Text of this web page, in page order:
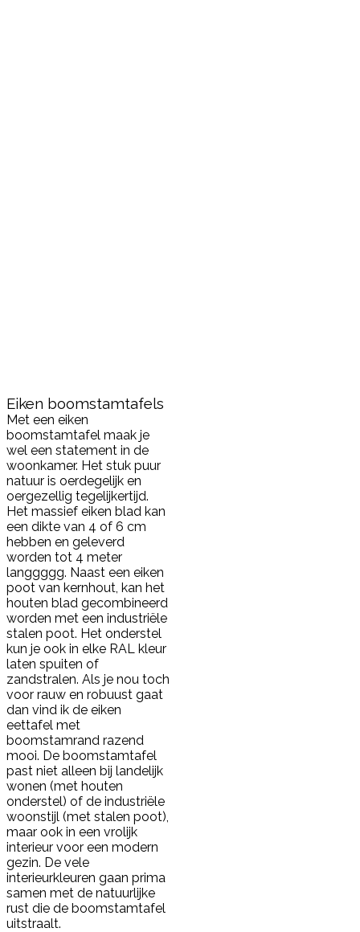
Eiken boomstamtafels
Met een eiken
boomstamtafel maak je
wel een statement in de
woonkamer. Het stuk puur
natuur is oerdegelijk en
oergezellig tegelijkertijd.
Het massief eiken blad kan
een dikte van 4 of 6 cm
hebben en geleverd
worden tot 4 meter
langgggg. Naast een eiken
poot van kernhout, kan het
houten blad gecombineerd
worden met een industriële
stalen poot. Het onderstel
kun je ook in elke RAL kleur
laten spuiten of
zandstralen. Als je nou toch
voor rauw en robuust gaat
dan vind ik de eiken
eettafel met
boomstamrand razend
mooi. De boomstamtafel
past niet alleen bij landelijk
wonen (met houten
onderstel) of de industriële
woonstijl (met stalen poot),
maar ook in een vrolijk
interieur voor een modern
gezin. De vele
interieurkleuren gaan prima
samen met de natuurlijke
rust die de boomstamtafel
uitstraalt.